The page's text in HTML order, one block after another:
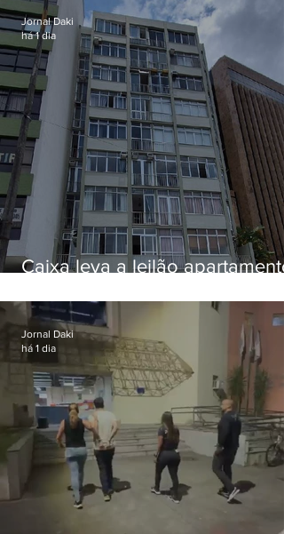
Caixa leva a leilão apartamento
Botafogo
Jornal Daki
há 1 dia
Jornal Daki
há 1 dia